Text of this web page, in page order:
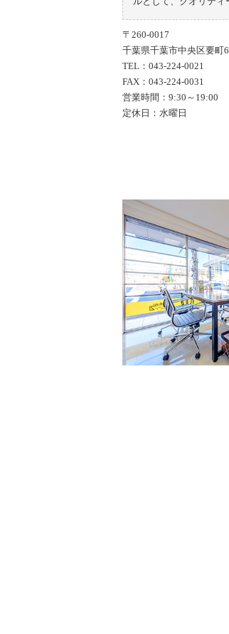
〒260-0017
千葉県千葉市中央区要町
TEL：043-224-0021
FAX：043-224-0031
営業時間：9:30～19:00
定休日：水曜日